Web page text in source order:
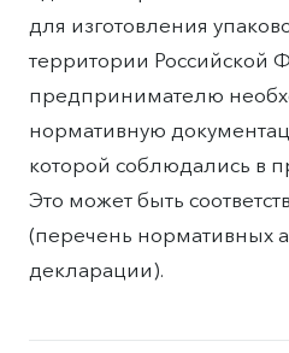
для изготовления
территории Российской
предпринимателю
нормативную
которой соблюдались в
Это может быть
(перечень нормативных
декларации).